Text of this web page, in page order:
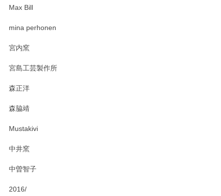
おかけしました。 ありがとうございます。
Max Bill
mina perhonen
宮内窯
宮島工芸製作所
森正洋
森脇靖
Mustakivi
中井窯
中曽智子
2016/